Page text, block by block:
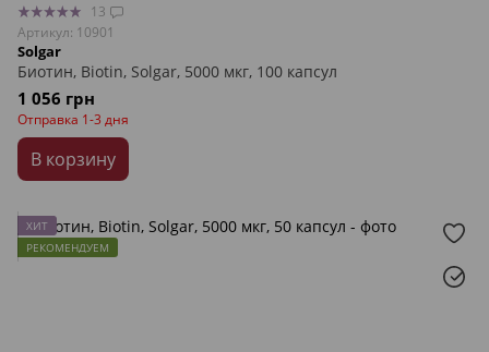
13
Артикул: 10901
Solgar
Биотин, Biotin, Solgar, 5000 мкг, 100 капсул
1 056 грн
Отправка 1-3 дня
В корзину
ХИТ
РЕКОМЕНДУЕМ